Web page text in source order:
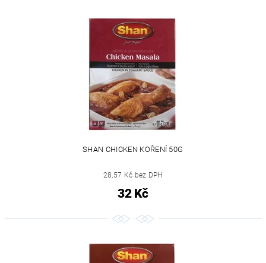
SHAN CHICKEN KOŘENÍ 50G
28,57 Kč bez DPH
32 Kč